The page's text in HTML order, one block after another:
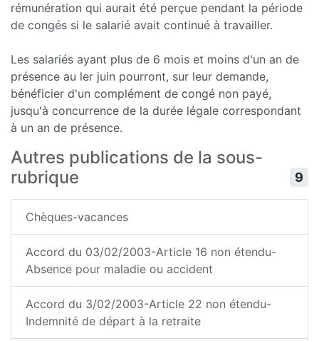
rémunération qui aurait été perçue pendant la période
de congés si le salarié avait continué à travailler.
Les salariés ayant plus de 6 mois et moins d'un an de
présence au ler juin pourront, sur leur demande,
bénéficier d'un complément de congé non payé,
jusqu'à concurrence de la durée légale correspondant
à un an de présence.
Autres publications de la sous-
rubrique
9
Chèques-vacances
Accord du 03/02/2003-Article 16 non étendu-
Absence pour maladie ou accident
Accord du 3/02/2003-Article 22 non étendu-
Indemnité de départ à la retraite